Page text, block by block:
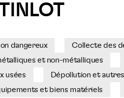
dangereux Collecte des
et non-métalliques
usées
Dépollution et
et biens matériels